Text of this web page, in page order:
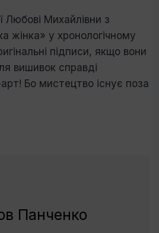
Любові Михайлівни з
жінка» у хронологічному
підписи, якщо вони
вишивок справді
Бо мистецтво існує поза
Панченко